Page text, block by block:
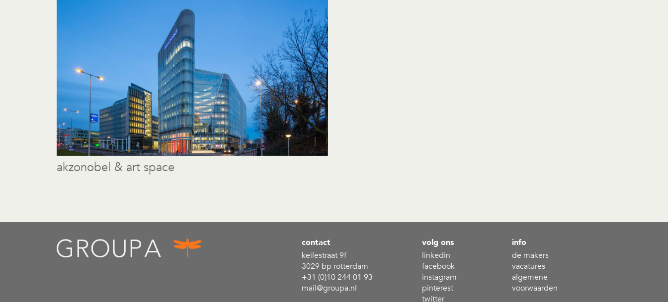
akzonobel & art space
contact
keilestraat 9f
3029 bp rotterdam
+31 (0)10 244 01 93
mail@groupa.nl
volg ons
linkedin
facebook
instagram
pinterest
twitter
info
de makers
vacatures
algemene
voorwaarden